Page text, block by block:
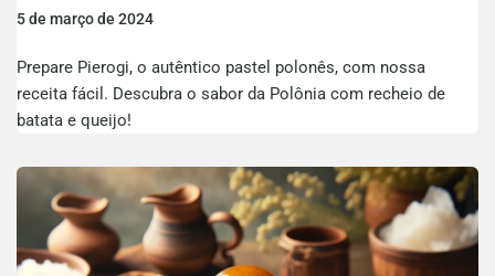
5 de março de 2024
Prepare Pierogi, o autêntico pastel polonês, com nossa
receita fácil. Descubra o sabor da Polônia com recheio de
batata e queijo!